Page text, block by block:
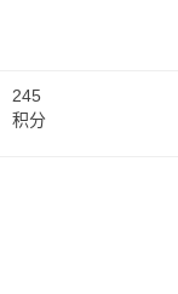
245
积分